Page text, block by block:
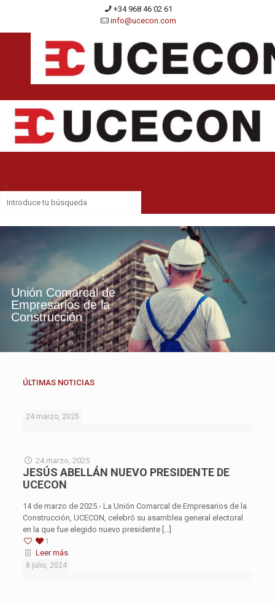
+34 968 46 02 61
info@ucecon.com
Unión Comarcal de
Empresarios de la
Construcción
ÚLTIMAS NOTICIAS
24 marzo, 2025
24 marzo, 2025
JESÚS ABELLÁN NUEVO PRESIDENTE DE
UCECON
14 de marzo de 2025.- La Unión Comarcal de Empresarios de la
Construcción, UCECON, celebró su asamblea general electoral
en la que fue elegido nuevo presidente[…]
1
Leer más
8 julio, 2024